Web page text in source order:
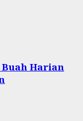
Harian